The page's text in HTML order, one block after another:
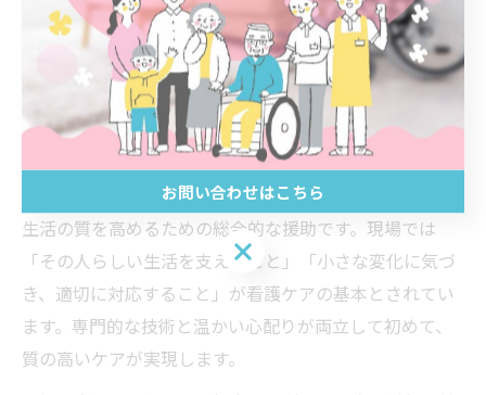
かった」「困ったときにすぐ相談できて安心」という声
も寄せられています。現場スタッフは、一覧をもとに
日々の実践を振り返り、ケアの質向上に努めています。
看護ケアとは簡単に何かを現場で考える視点
看護ケアとは、利用者の身体的・精神的な健康を守り、
生活の質を高めるための総合的な援助です。現場では
「その人らしい生活を支えること」「小さな変化に気づ
き、適切に対応すること」が看護ケアの基本とされてい
ます。専門的な技術と温かい心配りが両立して初めて、
質の高いケアが実現します。
お問い合わせはこちら
お問い合わせはこちら